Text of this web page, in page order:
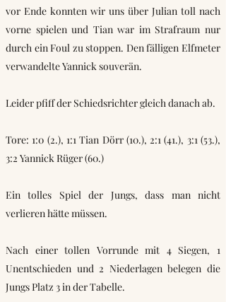
vor Ende konnten wir uns über Julian toll nach
vorne spielen und Tian war im Strafraum nur
durch ein Foul zu stoppen. Den fälligen Elfmeter
verwandelte Yannick souverän.
Leider pfiff der Schiedsrichter gleich danach ab.
Tore: 1:0 (2.), 1:1 Tian Dörr (10.), 2:1 (41.), 3:1 (53.),
3:2 Yannick Rüger (60.)
Ein tolles Spiel der Jungs, dass man nicht
verlieren hätte müssen.
Nach einer tollen Vorrunde mit 4 Siegen, 1
Unentschieden und 2 Niederlagen belegen die
Jungs Platz 3 in der Tabelle.